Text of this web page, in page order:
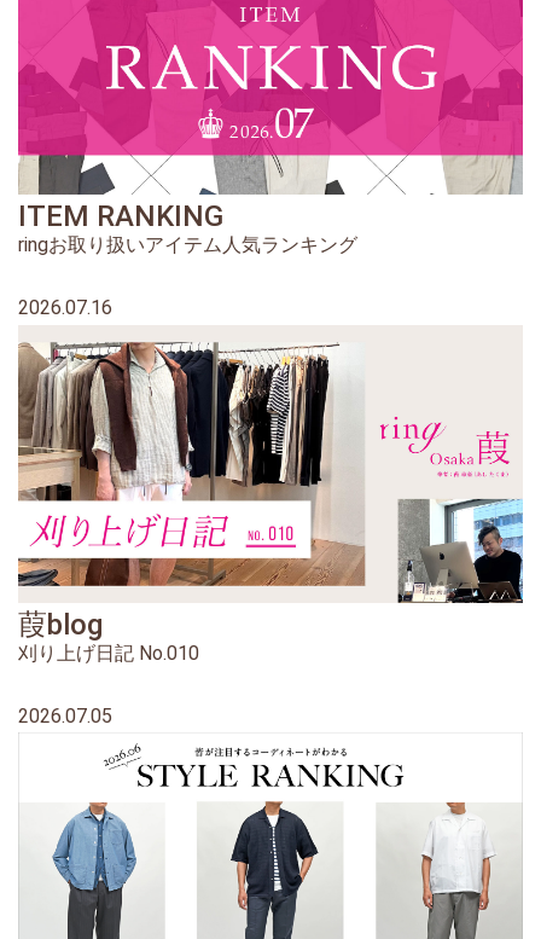
ITEM RANKING
ringお取り扱いアイテム人気ランキング
2026.07.16
葭blog
刈り上げ日記 No.010
2026.07.05